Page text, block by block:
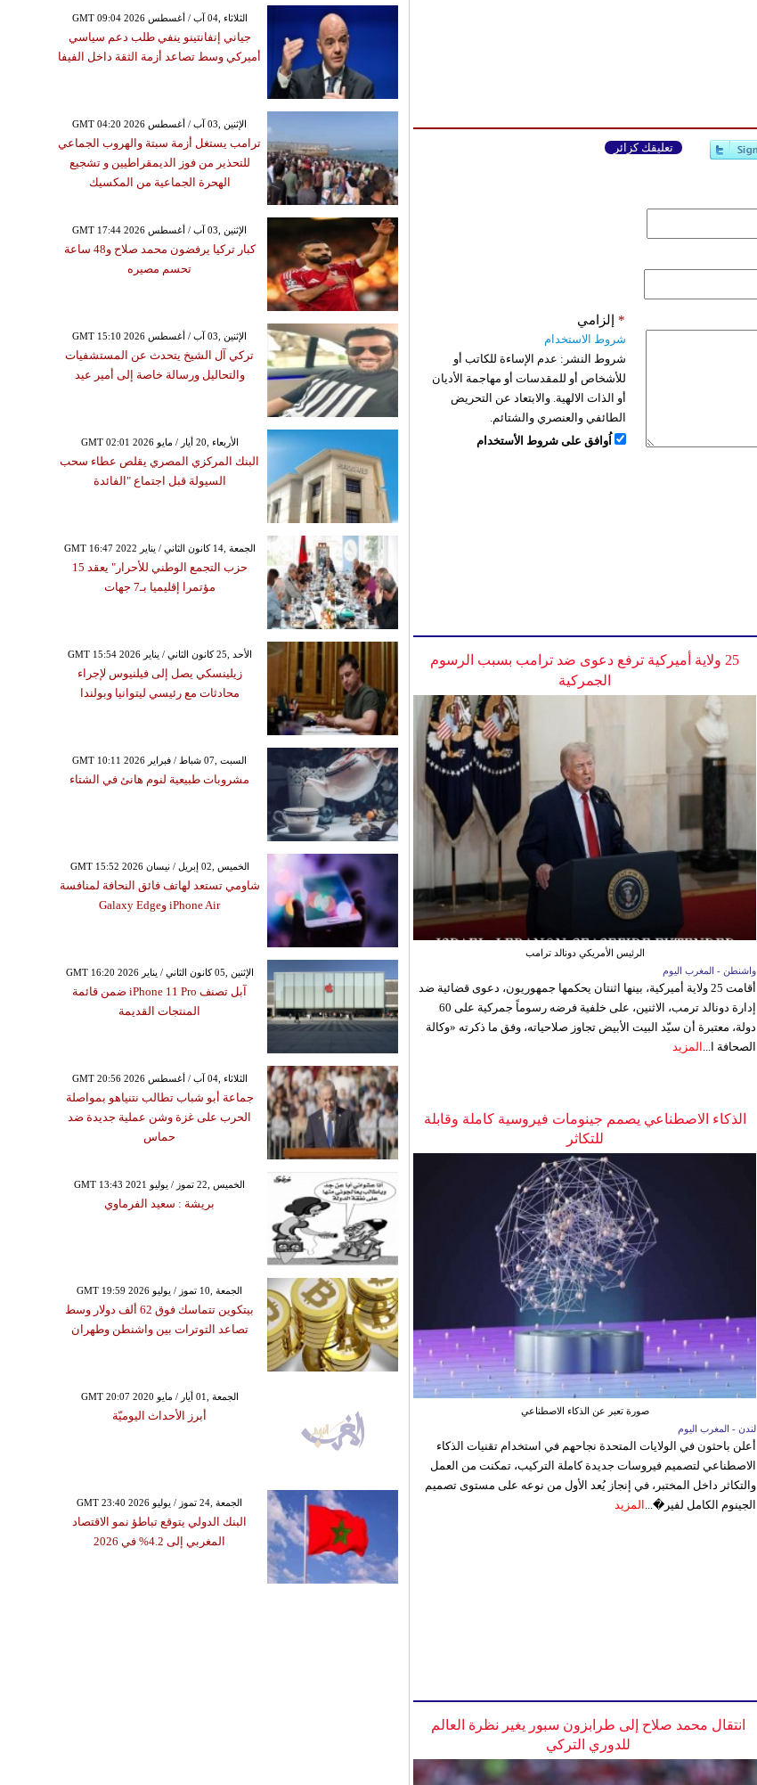
تعليقك كزائر
إلزامي *
شروط الاستخدام
شروط النشر: عدم الإساءة للكاتب أو
للأشخاص أو للمقدسات أو مهاجمة الأديان
أو الذات الالهية. والابتعاد عن التحريض
الطائفي والعنصري والشتائم.
اُوافق على شروط الأستخدام
25 ولاية أميركية ترفع دعوى ضد ترامب بسبب الرسوم
الجمركية
الرئيس الأمريكي دونالد ترامب
واشنطن - المغرب اليوم
أقامت 25 ولاية أميركية، بينها اثنتان يحكمها جمهوريون، دعوى قضائية ضد
إدارة دونالد ترمب، الاثنين، على خلفية فرضه رسوماً جمركية على 60
دولة، معتبرة أن سيّد البيت الأبيض تجاوز صلاحياته، وفق ما ذكرته «وكالة
الصحافة ا... المزيد
الذكاء الاصطناعي يصمم جينومات فيروسية كاملة وقابلة
للتكاثر
صورة تعبر عن الذكاء الاصطناعي
لندن - المغرب اليوم
أعلن باحثون في الولايات المتحدة نجاحهم في استخدام تقنيات الذكاء
الاصطناعي لتصميم فيروسات جديدة كاملة التركيب، تمكنت من العمل
والتكاثر داخل المختبر، في إنجاز يُعد الأول من نوعه على مستوى تصميم
الجينوم الكامل لفير�... المزيد
انتقال محمد صلاح إلى طرابزون سبور يغير نظرة العالم
للدوري التركي
GMT 09:04 2026 الثلاثاء ,04 آب / أغسطس
جياني إنفانتينو ينفي طلب دعم سياسي
أميركي وسط تصاعد أزمة الثقة داخل الفيفا
GMT 04:20 2026 الإثنين ,03 آب / أغسطس
ترامب يستغل أزمة سبتة والهروب الجماعي
للتحذير من فوز الديمقراطيين و تشجيع
الهحرة الجماعية من المكسيك
GMT 17:44 2026 الإثنين ,03 آب / أغسطس
كبار تركيا يرفضون محمد صلاح و48 ساعة
تحسم مصيره
GMT 15:10 2026 الإثنين ,03 آب / أغسطس
تركي آل الشيخ يتحدث عن المستشفيات
والتحاليل ورسالة خاصة إلى أمير عيد
GMT 02:01 2026 الأربعاء ,20 أيار / مايو
البنك المركزي المصري يقلص عطاء سحب
السيولة قبل اجتماع "الفائدة
GMT 16:47 2022 الجمعة ,14 كانون الثاني / يناير
حزب التجمع الوطني للأحرار" يعقد 15
مؤتمرا إقليميا بـ7 جهات
GMT 15:54 2026 الأحد ,25 كانون الثاني / يناير
زيلينسكي يصل إلى فيلنيوس لإجراء
محادثات مع رئيسي ليتوانيا وبولندا
GMT 10:11 2026 السبت ,07 شباط / فبراير
مشروبات طبيعية لنوم هانئ في الشتاء
GMT 15:52 2026 الخميس ,02 إبريل / نيسان
شاومي تستعد لهاتف فائق النحافة لمنافسة
iPhone Air وGalaxy Edge
GMT 16:20 2026 الإثنين ,05 كانون الثاني / يناير
آبل تصنف iPhone 11 Pro ضمن قائمة
المنتجات القديمة
GMT 20:56 2026 الثلاثاء ,04 آب / أغسطس
جماعة أبو شباب تطالب نتنياهو بمواصلة
الحرب على غزة وشن عملية جديدة ضد
حماس
GMT 13:43 2021 الخميس ,22 تموز / يوليو
بريشة : سعيد الفرماوي
GMT 19:59 2026 الجمعة ,10 تموز / يوليو
بيتكوين تتماسك فوق 62 ألف دولار وسط
تصاعد التوترات بين واشنطن وطهران
GMT 20:07 2020 الجمعة ,01 أيار / مايو
أبرز الأحداث اليوميّة
GMT 23:40 2026 الجمعة ,24 تموز / يوليو
البنك الدولي يتوقع تباطؤ نمو الاقتصاد
المغربي إلى 4.2% في 2026